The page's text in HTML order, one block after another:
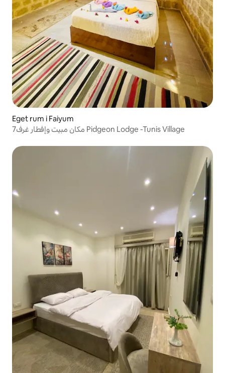
Eget rum i Faiyum
مكان مبيت وإفطار غرف7 Pidgeon Lodge -Tunis Village